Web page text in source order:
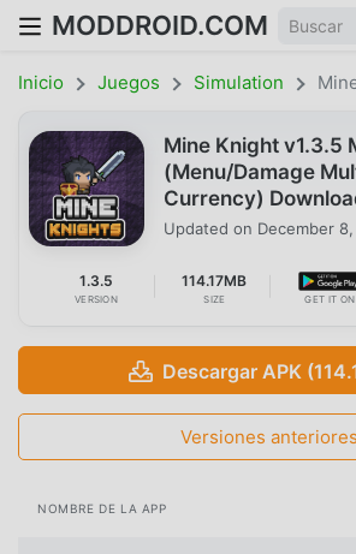
MODDROID.COM
Inicio Juegos Simulation
Mine Knight v1.3.5
(Menu/Damage
Currency)
Updated on December
1.3.5
VERSION
114.17MB
SIZE GET IT ON
Descargar APK
Versiones anteriores
NOMBRE DE LA APP